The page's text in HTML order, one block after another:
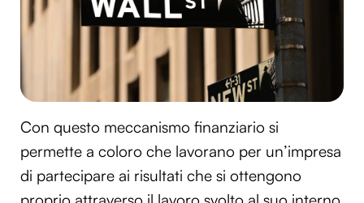
Con questo meccanismo finanziario si
permette a coloro che lavorano per un’impresa
di partecipare ai risultati che si ottengono